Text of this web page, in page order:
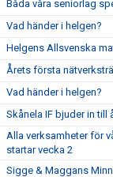
Båda våra seniorlag
Vad händer i helgen?
Helgens Allsvenska
Årets första
Vad händer i helgen?
Skånela IF bjuder in
Alla verksamheter för
startar vecka 2
Sigge & Maggans